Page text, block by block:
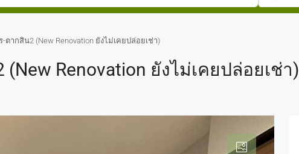
ตากสิน2 (New Renovation ยังไม่เคยปล่อยเช่า)
Renovation ยังไม่เคยปล่อยเช่า)